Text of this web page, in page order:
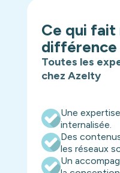
Ce qui
différence
Toutes les
chez Azelty
Une
internalisée.
Des
les réseaux
Un